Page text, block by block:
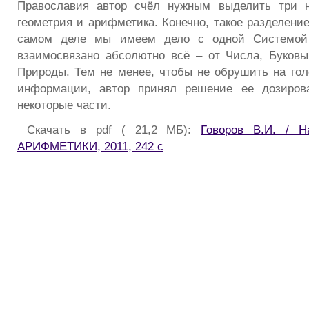
Православия автор счёл нужным выделить три
геометрия и арифметика. Конечно, такое
самом деле мы имеем дело с одной Системой
взаимосвязано абсолютно всё – от Числа,
Природы. Тем не менее, чтобы не обрушить на
информации, автор принял решение ее
некоторые части.
Скачать в pdf ( 21,2 МБ): Говоров В.И. /
АРИФМЕТИКИ, 2011, 242 с